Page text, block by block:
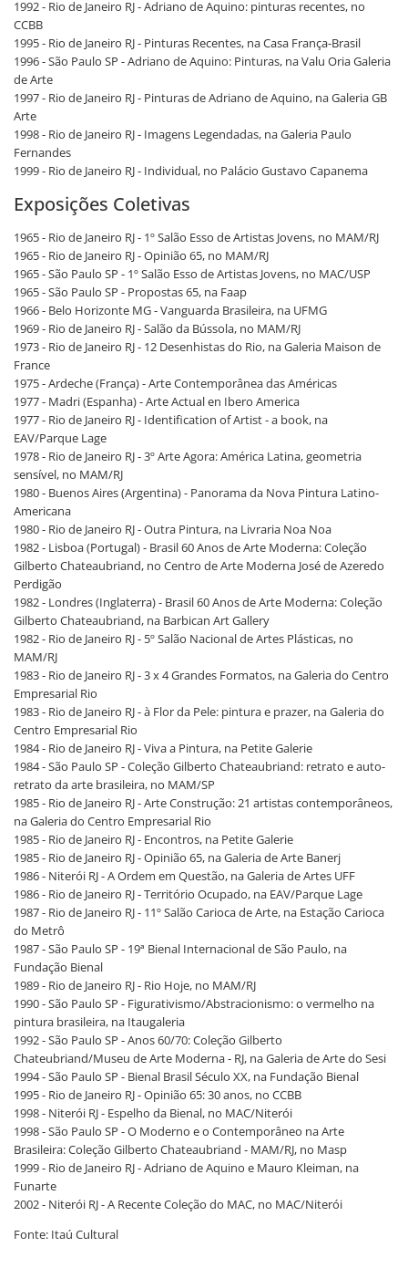
1992 - Rio de Janeiro RJ - Adriano de Aquino: pinturas recentes, no
CCBB
1995 - Rio de Janeiro RJ - Pinturas Recentes, na Casa França-Brasil
1996 - São Paulo SP - Adriano de Aquino: Pinturas, na Valu Oria Galeria
de Arte
1997 - Rio de Janeiro RJ - Pinturas de Adriano de Aquino, na Galeria GB
Arte
1998 - Rio de Janeiro RJ - Imagens Legendadas, na Galeria Paulo
Fernandes
1999 - Rio de Janeiro RJ - Individual, no Palácio Gustavo Capanema
Exposições Coletivas
1965 - Rio de Janeiro RJ - 1º Salão Esso de Artistas Jovens, no MAM/RJ
1965 - Rio de Janeiro RJ - Opinião 65, no MAM/RJ
1965 - São Paulo SP - 1º Salão Esso de Artistas Jovens, no MAC/USP
1965 - São Paulo SP - Propostas 65, na Faap
1966 - Belo Horizonte MG - Vanguarda Brasileira, na UFMG
1969 - Rio de Janeiro RJ - Salão da Bússola, no MAM/RJ
1973 - Rio de Janeiro RJ - 12 Desenhistas do Rio, na Galeria Maison de
France
1975 - Ardeche (França) - Arte Contemporânea das Américas
1977 - Madri (Espanha) - Arte Actual en Ibero America
1977 - Rio de Janeiro RJ - Identification of Artist - a book, na
EAV/Parque Lage
1978 - Rio de Janeiro RJ - 3º Arte Agora: América Latina, geometria
sensível, no MAM/RJ
1980 - Buenos Aires (Argentina) - Panorama da Nova Pintura Latino-
Americana
1980 - Rio de Janeiro RJ - Outra Pintura, na Livraria Noa Noa
1982 - Lisboa (Portugal) - Brasil 60 Anos de Arte Moderna: Coleção
Gilberto Chateaubriand, no Centro de Arte Moderna José de Azeredo
Perdigão
1982 - Londres (Inglaterra) - Brasil 60 Anos de Arte Moderna: Coleção
Gilberto Chateaubriand, na Barbican Art Gallery
1982 - Rio de Janeiro RJ - 5º Salão Nacional de Artes Plásticas, no
MAM/RJ
1983 - Rio de Janeiro RJ - 3 x 4 Grandes Formatos, na Galeria do Centro
Empresarial Rio
1983 - Rio de Janeiro RJ - à Flor da Pele: pintura e prazer, na Galeria do
Centro Empresarial Rio
1984 - Rio de Janeiro RJ - Viva a Pintura, na Petite Galerie
1984 - São Paulo SP - Coleção Gilberto Chateaubriand: retrato e auto-
retrato da arte brasileira, no MAM/SP
1985 - Rio de Janeiro RJ - Arte Construção: 21 artistas contemporâneos,
na Galeria do Centro Empresarial Rio
1985 - Rio de Janeiro RJ - Encontros, na Petite Galerie
1985 - Rio de Janeiro RJ - Opinião 65, na Galeria de Arte Banerj
1986 - Niterói RJ - A Ordem em Questão, na Galeria de Artes UFF
1986 - Rio de Janeiro RJ - Território Ocupado, na EAV/Parque Lage
1987 - Rio de Janeiro RJ - 11º Salão Carioca de Arte, na Estação Carioca
do Metrô
1987 - São Paulo SP - 19ª Bienal Internacional de São Paulo, na
Fundação Bienal
1989 - Rio de Janeiro RJ - Rio Hoje, no MAM/RJ
1990 - São Paulo SP - Figurativismo/Abstracionismo: o vermelho na
pintura brasileira, na Itaugaleria
1992 - São Paulo SP - Anos 60/70: Coleção Gilberto
Chateubriand/Museu de Arte Moderna - RJ, na Galeria de Arte do Sesi
1994 - São Paulo SP - Bienal Brasil Século XX, na Fundação Bienal
1995 - Rio de Janeiro RJ - Opinião 65: 30 anos, no CCBB
1998 - Niterói RJ - Espelho da Bienal, no MAC/Niterói
1998 - São Paulo SP - O Moderno e o Contemporâneo na Arte
Brasileira: Coleção Gilberto Chateaubriand - MAM/RJ, no Masp
1999 - Rio de Janeiro RJ - Adriano de Aquino e Mauro Kleiman, na
Funarte
2002 - Niterói RJ - A Recente Coleção do MAC, no MAC/Niterói
Fonte: Itaú Cultural